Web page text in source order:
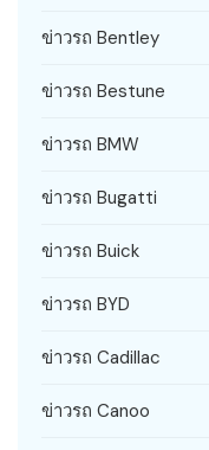
ข่าวรถ Bentley
ข่าวรถ Bestune
ข่าวรถ BMW
ข่าวรถ Bugatti
ข่าวรถ Buick
ข่าวรถ BYD
ข่าวรถ Cadillac
ข่าวรถ Canoo